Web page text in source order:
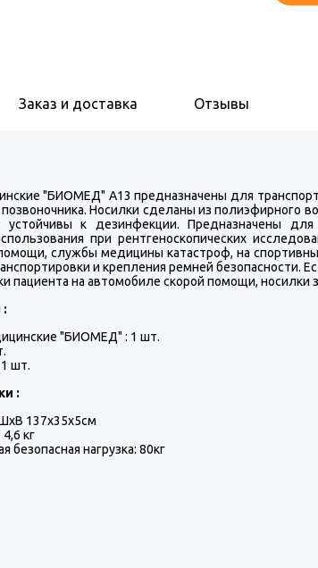
Заказ и доставка Отзывы
"БИОМЕД" A13 предназначены для
Носилки сделаны из полиэфирного
устойчивы к дезинфекции. Предназначены
при рентгеноскопических
службы медицины катастроф, на
и крепления ремней безопасности.
пациента на автомобиле скорой помощи, носилки
:
"БИОМЕД" : 1 шт.
шт.
:
137х35х5см
кг
безопасная нагрузка: 80кг